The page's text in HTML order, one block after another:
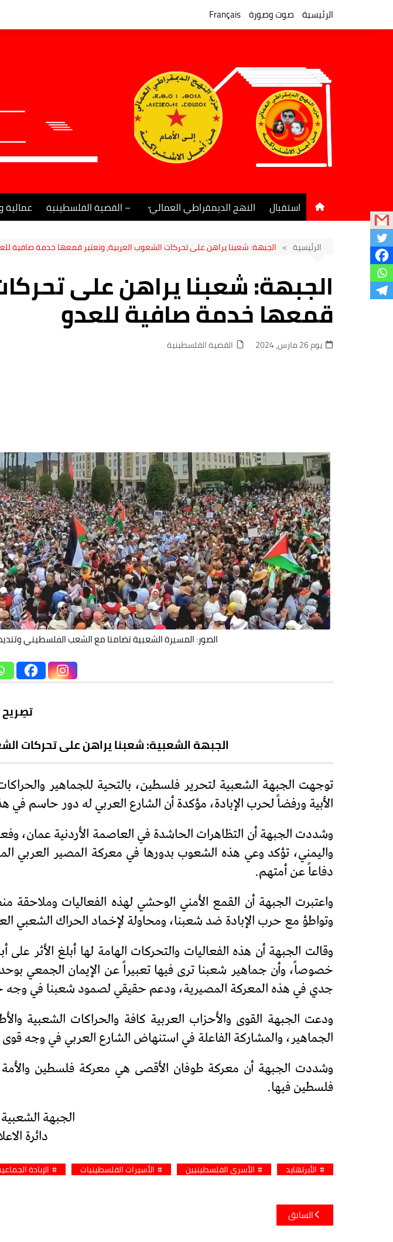
الرئيسية صوت وصورة Français
استقبال النهج الديمقراطي العمالي
جريدة النهج الديمقراطي
– القضية الفلسطينية عمالية
الرئيسية الجبهة: شعبنا يراهن على تحركات الشعوب العربية، ونعتبر قمعها خدمة صافية
الجبهة: شعبنا يراهن على
قمعها خدمة صافية للعدو
يوم 26 مارس، 2024 القضية الفلسطينية
الصور: المسيرة الشعبية تضامنا مع الشعب الفلسطيني وتنديدا بالتطبيع
الجبهة الشعبية: شعبنا يراهن على تحركات
توجهت الجبهة الشعبية لتحرير فلسطين، بالتحية للجماهير
الأبية ورفضاً لحرب الإبادة، مؤكدة أن الشارع العربي له دور حاسم
وشددت الجبهة أن التظاهرات الحاشدة في العاصمة الأردنية عمان،
واليمني، تؤكد وعي هذه الشعوب بدورها في معركة المصير العربي
دفاعاً عن أمتهم.
واعتبرت الجبهة أن القمع الأمني الوحشي لهذه الفعاليات وملاحقة
وتواطؤ مع حرب الإبادة ضد شعبنا، ومحاولة لإخماد الحراك الشعبي
وقالت الجبهة أن هذه الفعاليات والتحركات الهامة لها أبلغ الأثر
خصوصاً، وأن جماهير شعبنا ترى فيها تعبيراً عن الإيمان الجمعي
جدي في هذه المعركة المصيرية، ودعم حقيقي لصمود شعبنا في وجه
ودعت الجبهة القوى والأحزاب العربية كافة والحراكات الشعبية
الجماهير، والمشاركة الفاعلة في استنهاض الشارع العربي في وجه
وشددت الجبهة أن معركة طوفان الأقصى هي معركة فلسطين
فلسطين فيها.
الجبهة
دائرة
الأبرتهايد الأسرى الفلسطينيين الأسيرات الفلسطينيات الإبادة
تصفّح
المقالات
السابق